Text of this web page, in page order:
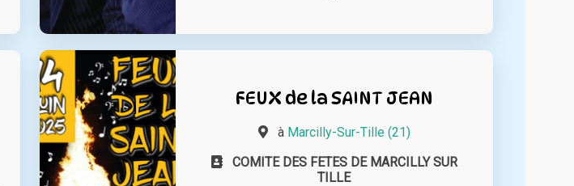
FEUX de la SAINT JEAN
à Marcilly-Sur-Tille (21)
COMITE DES FETES DE MARCILLY SUR
TILLE